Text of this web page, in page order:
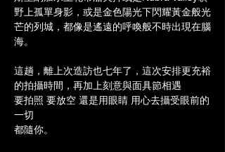
野上孤單身影，或是金色陽光下閃耀黃金般光
芒的列城，都像是遙遠的呼喚般不時出現在腦
海。
這趟，離上次造訪也七年了，這次安排更充裕
的拍攝時間，再加上刻意與面具節相遇
要拍照 要放空 還是用眼睛 用心去攝受眼前的
一切
都隨你。